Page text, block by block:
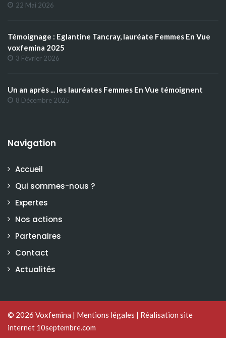
22 Mai 2026
Témoignage : Eglantine Tancray, lauréate Femmes En Vue
voxfemina 2025
3 Février 2026
Un an après ... les lauréates Femmes En Vue témoignent
8 Décembre 2025
Navigation
Accueil
Qui sommes-nous ?
Expertes
Nos actions
Partenaires
Contact
Actualités
© 2026 Voxfemina | Mentions légales | Réalisation site
internet 10septembre.com